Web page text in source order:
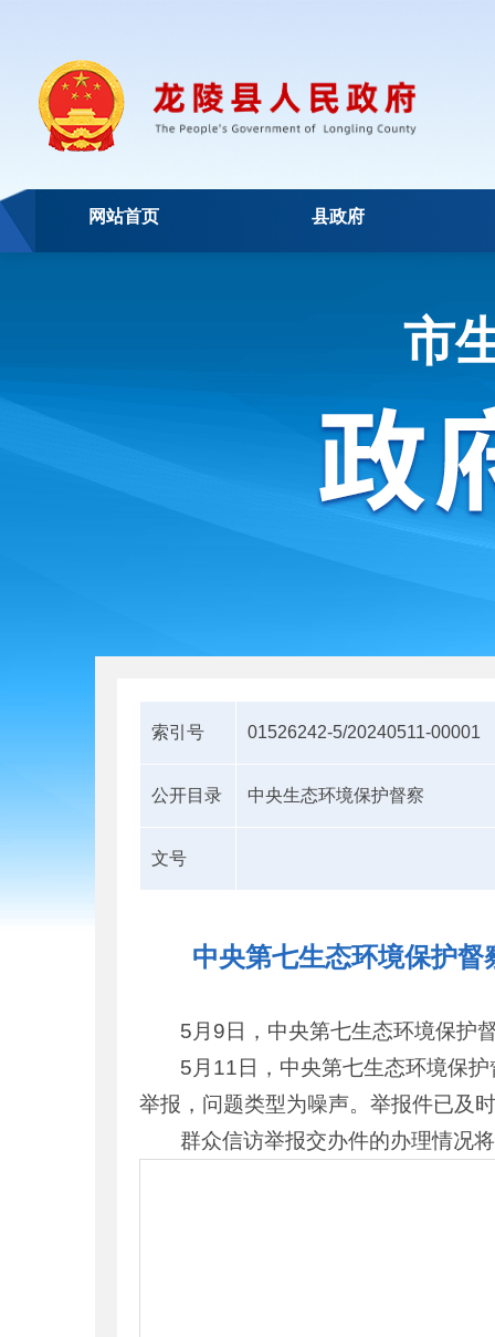
网站首页 县政府
市
索引号 01526242-5/20240511-00001
公开目录 中央生态环境保护督察
文号
中央第七生态环境保护
5月9日，中央第七生态环境保护
5月11日，中央第七生态环境保
举报，问题类型为噪声。举报件已及
群众信访举报交办件的办理情况